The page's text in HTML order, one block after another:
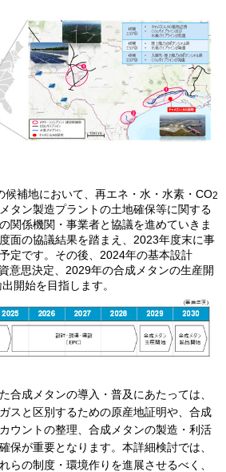
候補地において、再エネ・水・水素・CO2
タン製造プラントの土地確保等に関する
関係機関・事業者と協議を進めていきま
面の協議結果を踏まえ、2023年度末に事
定です。その後、2024年の基本設計
意思決定、2029年の合成メタンの生産開
開始を目指します。
合成メタンの導入・普及にあたっては、
スと区別するための原産地証明や、合成
ウントの整理、合成メタンの製造・利活
保が重要となります。本詳細検討では、
らの制度・環境作りを進展させるべく、